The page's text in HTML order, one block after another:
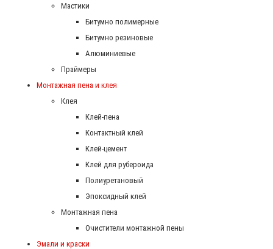
Мастики
Битумно полимерные
Битумно резиновые
Алюминиевые
Праймеры
Монтажная пена и клея
Клея
Клей-пена
Контактный клей
Клей-цемент
Клей для рубероида
Полиуретановый
Эпоксидный клей
Монтажная пена
Очистители монтажной пены
Эмали и краски